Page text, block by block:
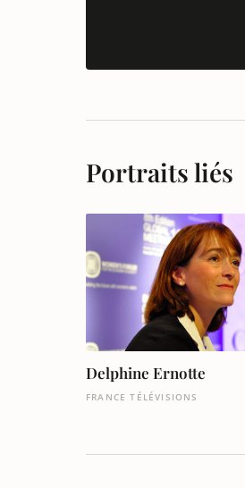
Portraits liés
Delphine Ernotte
FRANCE TÉLÉVISIONS